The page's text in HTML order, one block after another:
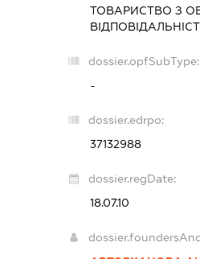
ТОВАРИСТВО З
dossier.opfSubType:
-
dossier.edrpo:
37132988
dossier.regDate:
18.07.10